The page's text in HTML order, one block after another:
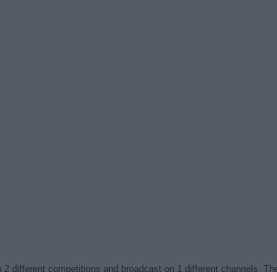
different competitions and broadcast on 1 different channels.